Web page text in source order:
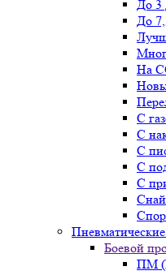
До
До
На
С
С
С
С
С
Боевой
ПМ